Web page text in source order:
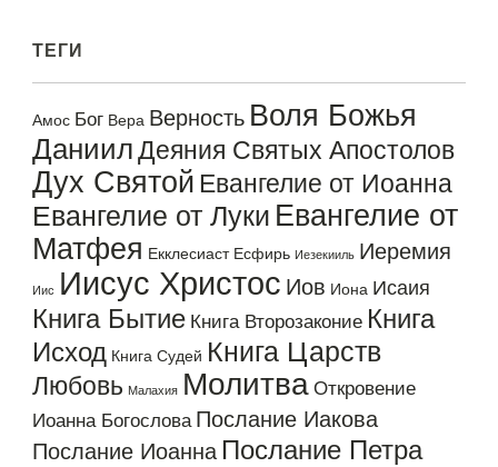
ТЕГИ
Амос Бог Вера Верность Воля Божья
ДаниилДеяния Святых Апостолов
Дух Святой Евангелие от Иоанна
Евангелие от Луки Евангелие от
Матфея Екклесиаст Есфирь Иезекииль Иеремия
Иис Иисус Христос Иов Иона Исаия
Книга Бытие Книга Второзаконие Книга
Исход Книга Судей Книга Царств
Любовь Малахия Молитва Откровение
Иоанна Богослова Послание Иакова
Послание Иоанна Послание Петра